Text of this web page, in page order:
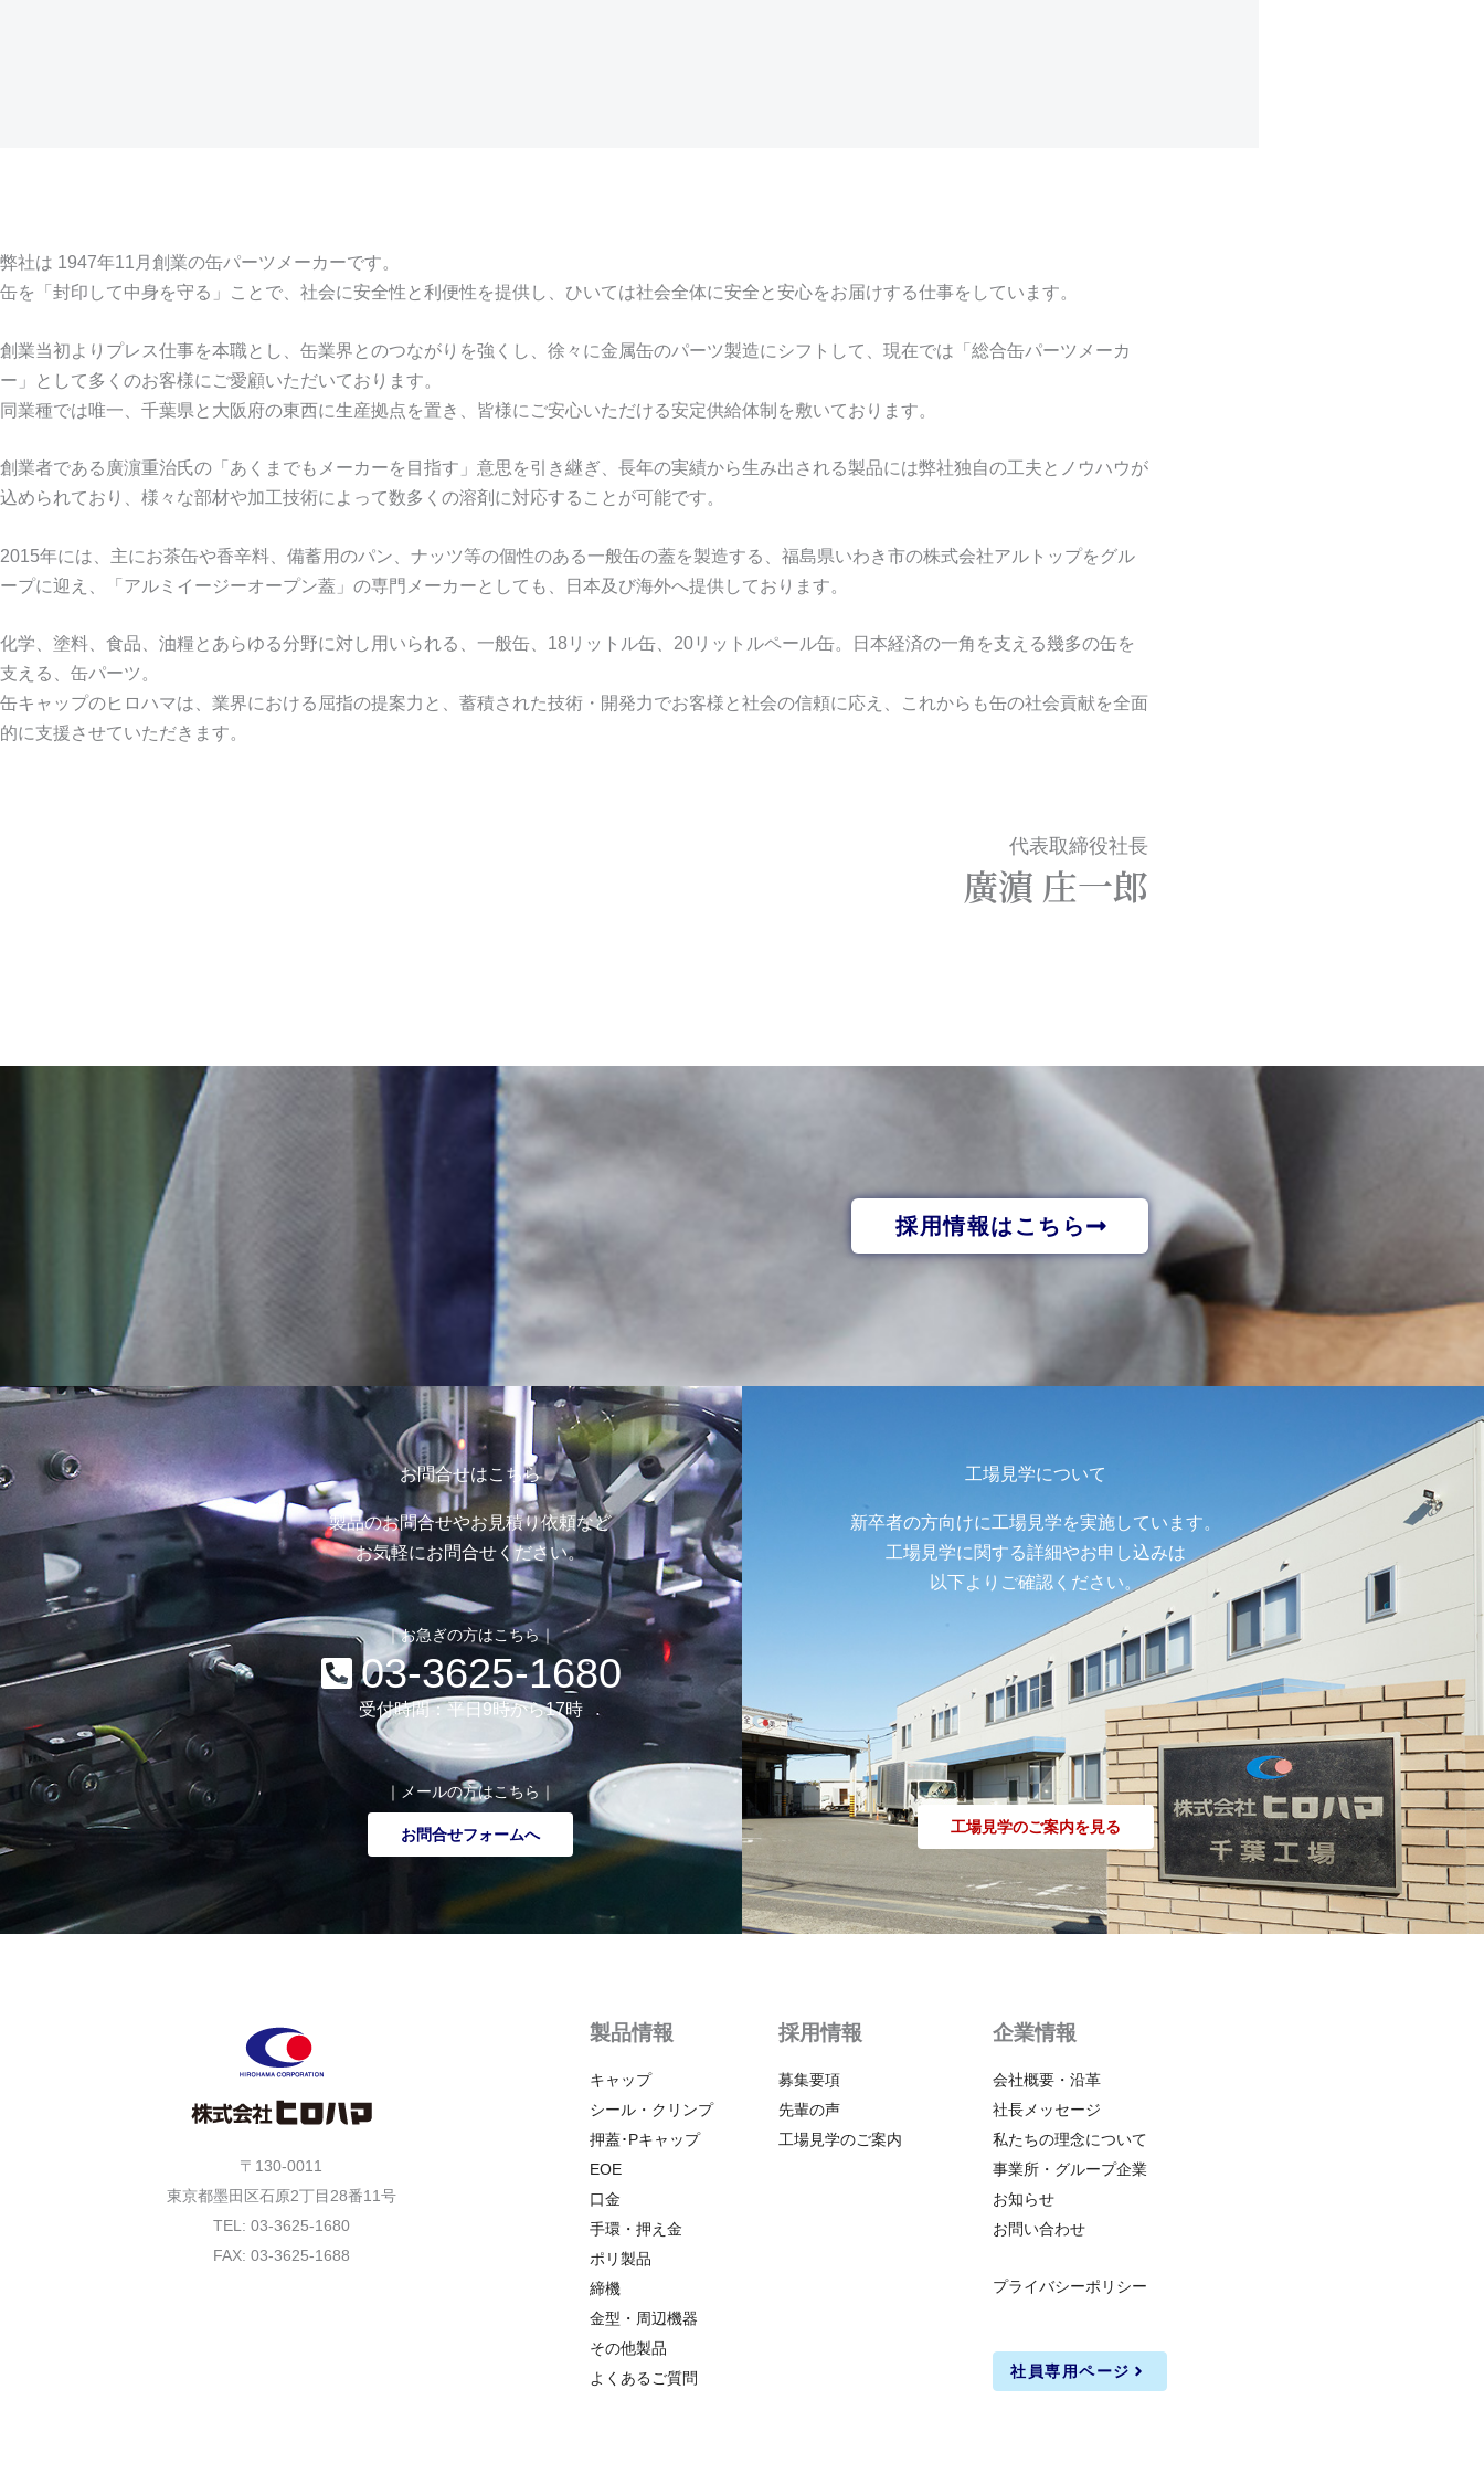
弊社は 1947年11月創業の缶パーツメーカーです。
缶を「封印して中身を守る」ことで、社会に安全性と利便性を提供し、ひいては社会全体に安全と安心をお届けする仕事をしています。
創業当初よりプレス仕事を本職とし、缶業界とのつながりを強くし、徐々に金属缶のパーツ製造にシフトして、現在では「総合缶パーツメーカ
ー」として多くのお客様にご愛顧いただいております。
同業種では唯一、千葉県と大阪府の東西に生産拠点を置き、皆様にご安心いただける安定供給体制を敷いております。
創業者である廣濵重治氏の「あくまでもメーカーを目指す」意思を引き継ぎ、長年の実績から生み出される製品には弊社独自の工夫とノウハウが
込められており、様々な部材や加工技術によって数多くの溶剤に対応することが可能です。
2015年には、主にお茶缶や香辛料、備蓄用のパン、ナッツ等の個性のある一般缶の蓋を製造する、福島県いわき市の株式会社アルトップをグル
ープに迎え、「アルミイージーオープン蓋」の専門メーカーとしても、日本及び海外へ提供しております。
化学、塗料、食品、油糧とあらゆる分野に対し用いられる、一般缶、18リットル缶、20リットルペール缶。日本経済の一角を支える幾多の缶を
支える、缶パーツ。
缶キャップのヒロハマは、業界における屈指の提案力と、蓄積された技術・開発力でお客様と社会の信頼に応え、これからも缶の社会貢献を全面
的に支援させていただきます。
代表取締役社長
廣濵 庄一郎
採用情報はこちら
お問合せはこちら
製品のお問合せやお見積り依頼など
お気軽にお問合せください。
｜お急ぎの方はこちら｜
03-3625-1680
受付時間：平日9時から17時
｜メールの方はこちら｜
お問合せフォームへ
工場見学について
新卒者の方向けに工場見学を実施しています。
工場見学に関する詳細やお申し込みは
以下よりご確認ください。
工場見学のご案内を見る
〒130-0011
東京都墨田区石原2丁目28番11号
TEL: 03-3625-1680
FAX: 03-3625-1688
製品情報
キャップ
シール・クリンプ
押蓋･Pキャップ
EOE
口金
手環・押え金
ポリ製品
締機
金型・周辺機器
その他製品
よくあるご質問
採用情報
募集要項
先輩の声
工場見学のご案内
企業情報
会社概要・沿革
社長メッセージ
私たちの理念について
事業所・グループ企業
お知らせ
お問い合わせ
プライバシーポリシー
社員専用ページ